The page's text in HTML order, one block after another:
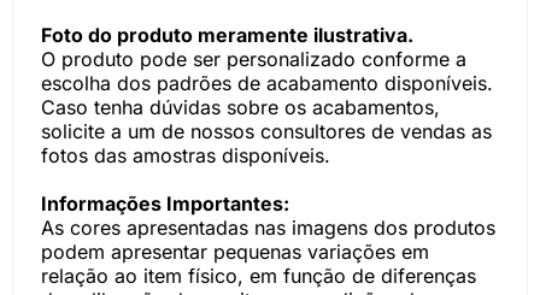
Foto do produto meramente ilustrativa.
O produto pode ser personalizado conforme a
escolha dos padrões de acabamento disponíveis.
Caso tenha dúvidas sobre os acabamentos,
solicite a um de nossos consultores de vendas as
fotos das amostras disponíveis.
Informações Importantes:
As cores apresentadas nas imagens dos produtos
podem apresentar pequenas variações em
relação ao item físico, em função de diferenças